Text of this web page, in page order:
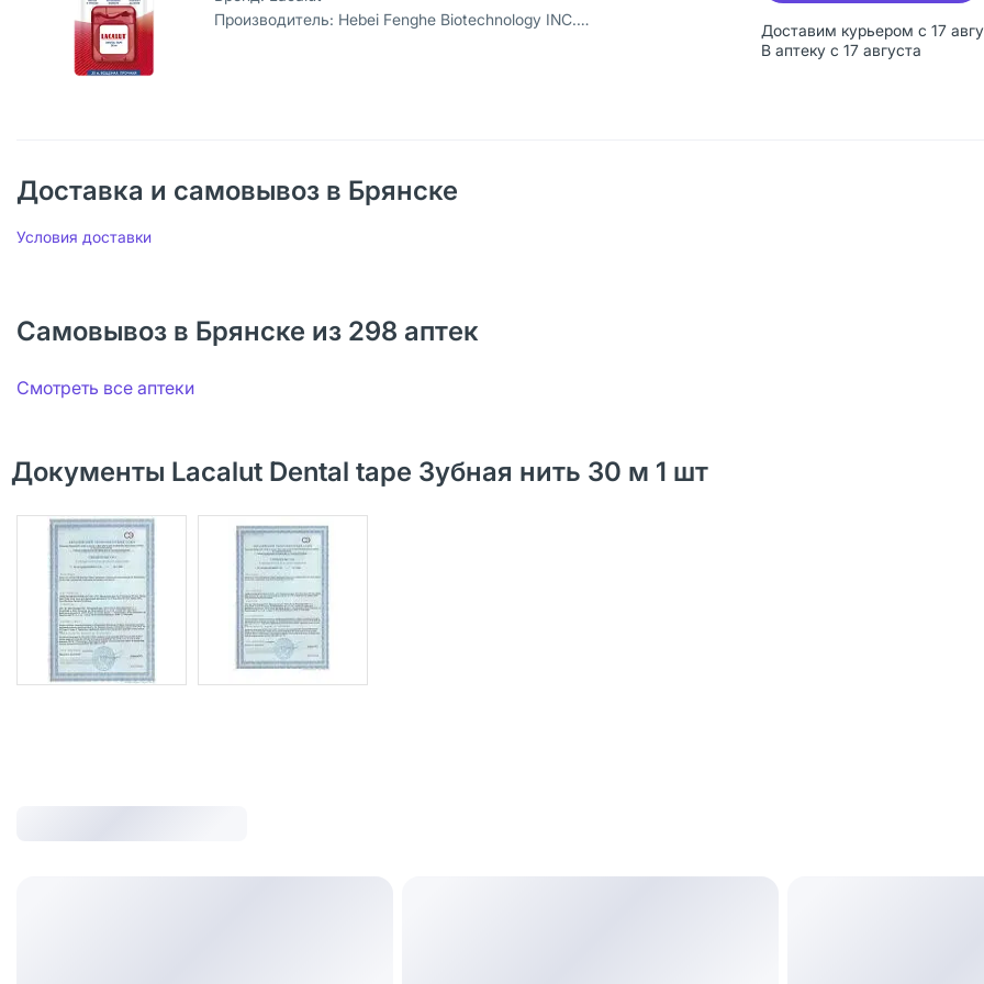
Производитель: Hebei Fenghe Biotechnology INC.Ltd, Китайская Народная Республика
Доставим курьером с 17
В аптеку с 17 августа
Доставка и самовывоз в Брянске
Условия доставки
Самовывоз в Брянске из 298 аптек
Смотреть все аптеки
Документы Lacalut Dental tape Зубная нить 30 м 1 шт